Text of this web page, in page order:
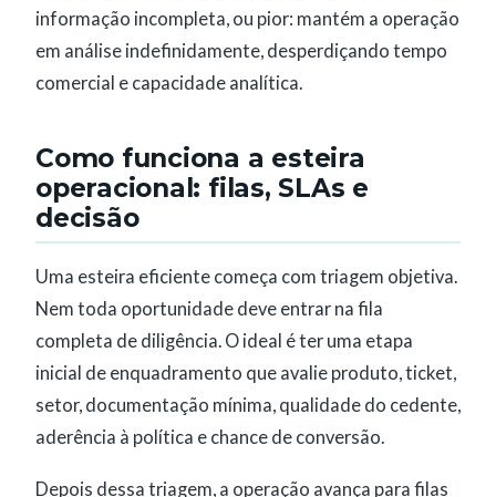
informação incompleta, ou pior: mantém a operação
em análise indefinidamente, desperdiçando tempo
comercial e capacidade analítica.
Como funciona a esteira
operacional: filas, SLAs e
decisão
Uma esteira eficiente começa com triagem objetiva.
Nem toda oportunidade deve entrar na fila
completa de diligência. O ideal é ter uma etapa
inicial de enquadramento que avalie produto, ticket,
setor, documentação mínima, qualidade do cedente,
aderência à política e chance de conversão.
Depois dessa triagem, a operação avança para filas